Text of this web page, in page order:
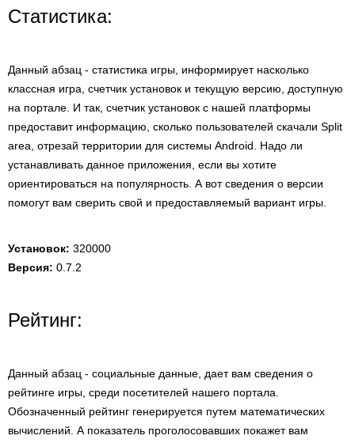
Статистика:
Данный абзац - статистика игры, информирует насколько
классная игра, счетчик установок и текущую версию, доступную
на портале. И так, счетчик установок с нашей платформы
предоставит информацию, сколько пользователей скачали Split
area, отрезай территории для системы Android. Надо ли
устанавливать данное приложения, если вы хотите
ориентироваться на популярность. А вот сведения о версии
помогут вам сверить свой и предоставляемый вариант игры.
Установок: 320000
Версия: 0.7.2
Рейтинг:
Данный абзац - социальные данные, дает вам сведения о
рейтинге игры, среди посетителей нашего портала.
Обозначенный рейтинг генерируется путем математических
вычислений. А показатель проголосовавших покажет вам